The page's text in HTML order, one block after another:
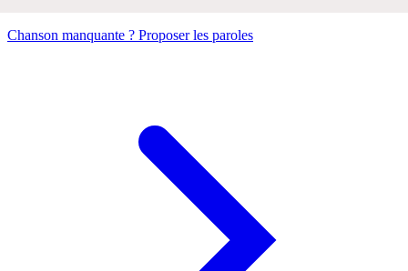
Chanson manquante ? Proposer les paroles